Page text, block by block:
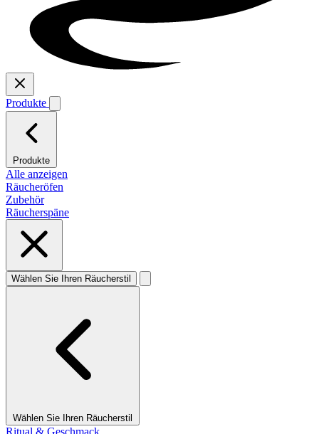
Produkte
Produkte
Alle anzeigen
Räucheröfen
Zubehör
Räucherspäne
Wählen Sie Ihren Räucherstil
Wählen Sie Ihren Räucherstil